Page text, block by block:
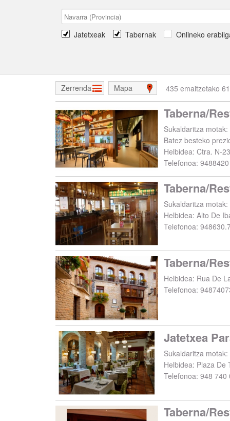
Jatetxeak Tabernak Onlineko
Zerrenda Mapa 435 emaitzetako
Taberna/
Sukaldaritza
Batez besteko
Helbidea: Ctra. N-
Telefonoa:
Taberna/
Sukaldaritza
Helbidea: Alto De
Telefonoa:
Helbidea: Rua De
Telefonoa:
Sukaldaritza
Helbidea: Plaza De
Telefonoa: 948 740
Taberna/